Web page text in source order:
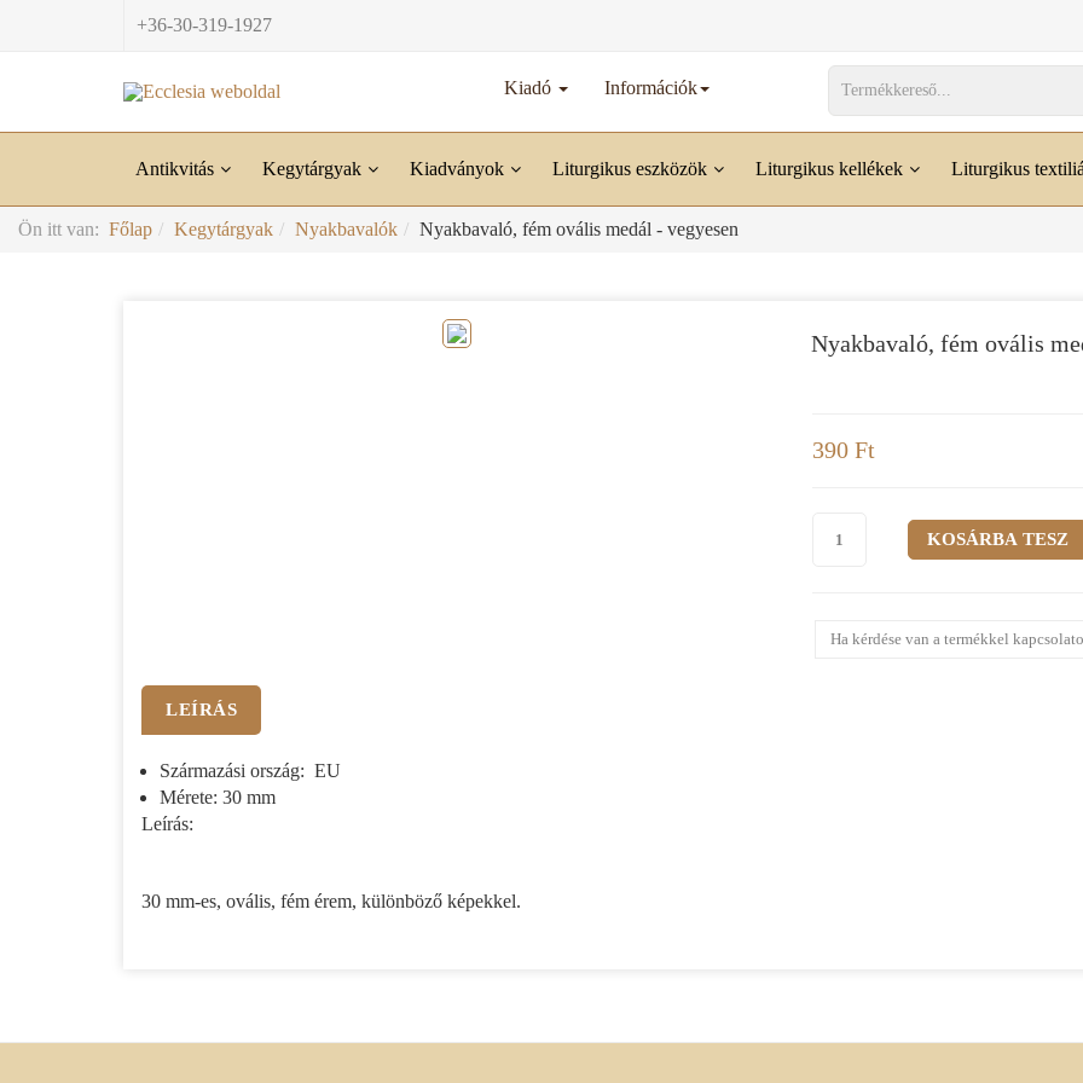
+36-30-319-1927
Kiadó Információk
Antikvitás Kegytárgyak Kiadványok Liturgikus eszközök Liturgikus kellékek Liturgikus
Ön itt van: Főlap Kegytárgyak Nyakbavalók Nyakbavaló, fém ovális medál - vegyesen
Nyakbavaló, fém ovális
390 Ft
Ha kérdése van a termékkel
LEÍRÁS
Származási ország: EU
Mérete: 30 mm
Leírás:
30 mm-es, ovális, fém érem, különböző képekkel.